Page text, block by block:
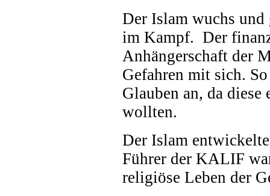
Der Islam wuchs
im Kampf. Der
Anhängerschaft der
Gefahren mit sich.
Glauben an, da
wollten.
Der Islam
Führer der KALIF
religiöse Leben der